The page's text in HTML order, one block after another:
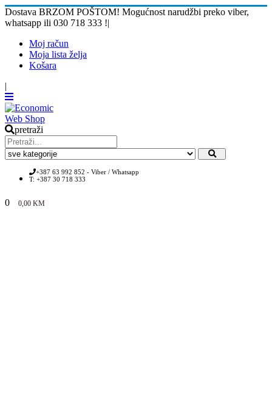
Dostava BRZOM POŠTOM! Mogućnost narudžbi preko viber,
whatsapp ili 030 718 333 !|
Moj račun
Moja lista želja
Košara
|
pretraži
+387 63 992 852 - Viber / Whatsapp
T: +387 30 718 333
0 0,00 KM